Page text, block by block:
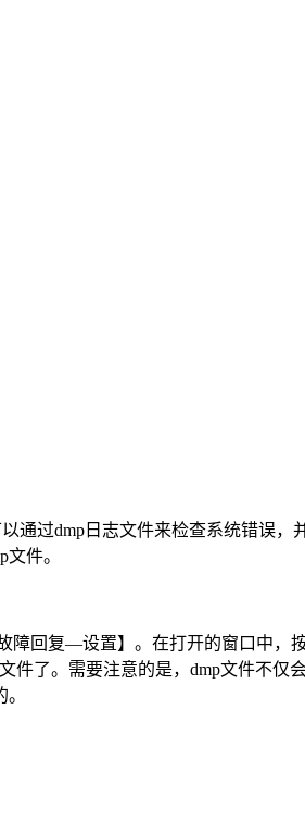
过dmp日志文件来检查系统错误
件。
回复—设置】。在打开的窗口中，
了。需要注意的是，dmp文件不仅